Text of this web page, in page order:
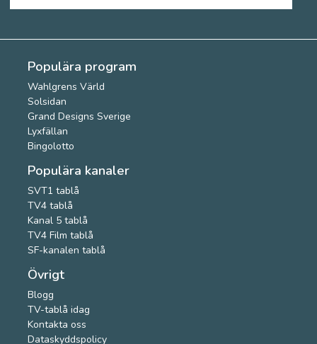
Populära program
Wahlgrens Värld
Solsidan
Grand Designs Sverige
Lyxfällan
Bingolotto
Populära kanaler
SVT1 tablå
TV4 tablå
Kanal 5 tablå
TV4 Film tablå
SF-kanalen tablå
Övrigt
Blogg
TV-tablå idag
Kontakta oss
Dataskyddspolicy